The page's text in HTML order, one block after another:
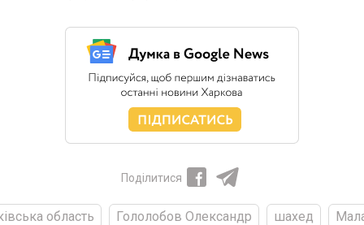
Поділитися
область Гололобов Олександр шахед